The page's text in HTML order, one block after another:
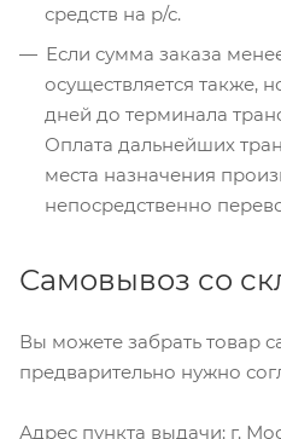
средств на р/с.
Если сумма заказа
осуществляется также,
дней до терминала
Оплата дальнейших
места назначения
непосредственно
Самовывоз со
Вы можете забрать товар
предварительно нужно
Адрес пункта выдачи: г.